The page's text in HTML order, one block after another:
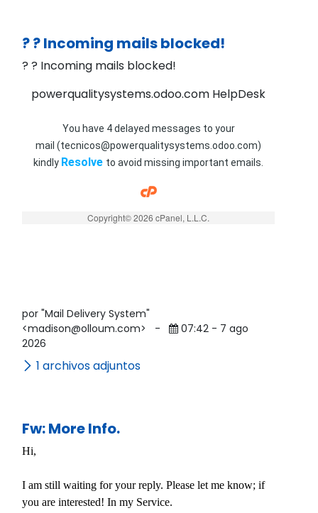
? ? Incoming mails blocked!
? ? Incoming mails blocked!
powerqualitysystems.odoo.com HelpDesk
You have 4 delayed messages to your
mail (tecnicos@powerqualitysystems.odoo.com)
kindly Resolve to avoid missing important emails.
Copyright© 2026 cPanel, L.L.C.
por "Mail Delivery System"
<madison@olloum.com>
-
07:42 - 7 ago
2026
1 archivos adjuntos
Fw: More Info.
Hi,
I am still waiting for your reply. Please let me know; if
you are interested! In my Service.